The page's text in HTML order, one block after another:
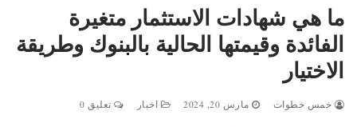
ما هي شهادات الاستثمار متغيرة
الفائدة وقيمتها الحالية بالبنوك وطريقة
الاختيار
خمس خطوات مارس 20, 2024 اخبار تعليق 0